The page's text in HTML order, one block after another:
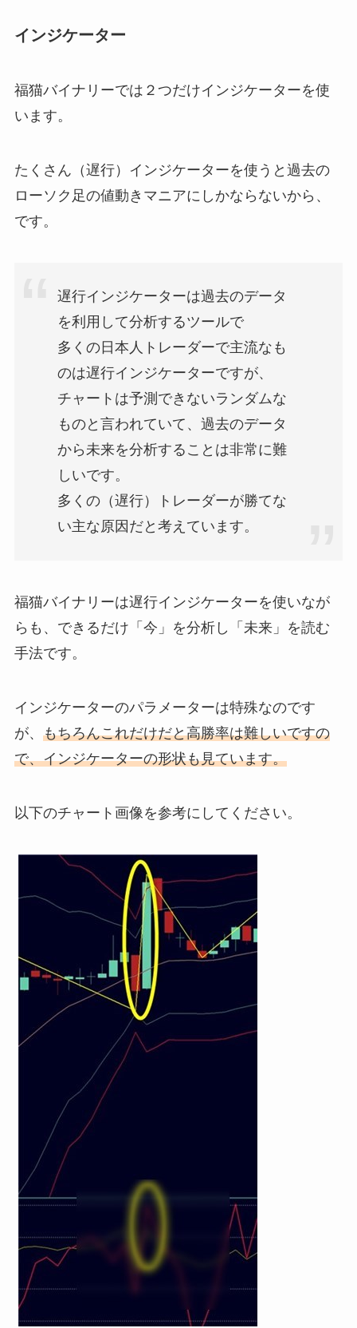
インジケーター
福猫バイナリーでは２つだけインジケーターを使
います。
たくさん（遅行）インジケーターを使うと過去の
ローソク足の値動きマニアにしかならないから、
です。
遅行インジケーターは過去のデータ
を利用して分析するツールで
多くの日本人トレーダーで主流なも
のは遅行インジケーターですが、
チャートは予測できないランダムな
ものと言われていて、過去のデータ
から未来を分析することは非常に難
しいです。
多くの（遅行）トレーダーが勝てな
い主な原因だと考えています。
福猫バイナリーは遅行インジケーターを使いなが
らも、できるだけ「今」を分析し「未来」を読む
手法です。
インジケーターのパラメーターは特殊なのです
が、 もちろんこれだけだと高勝率は難しいですの
で、インジケーターの形状も見ています。
以下のチャート画像を参考にしてください。